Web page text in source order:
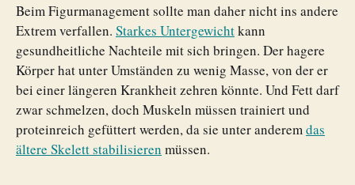
Beim Figurmanagement sollte man daher nicht ins andere
Extrem verfallen. Starkes Untergewichtkann
gesundheitliche Nachteile mit sich bringen. Der hagere
Körper hat unter Umständen zu wenig Masse, von der er
bei einer längeren Krankheit zehren könnte. Und Fett darf
zwar schmelzen, doch Muskeln müssen trainiert und
proteinreich gefüttert werden, da sie unter anderemdas
ältere Skelett stabilisieren müssen.